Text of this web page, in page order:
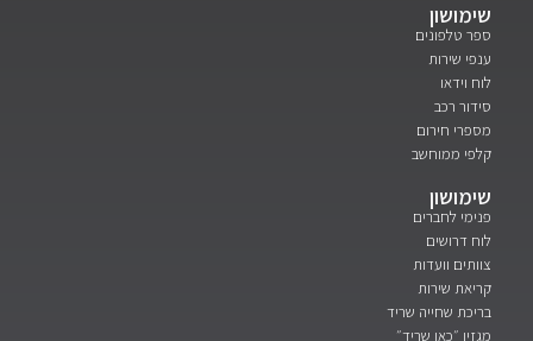
שימושון
ספר טלפונים
ענפי שירות
לוח וידאו
סידור רכב
מספרי חירום
קלפי ממוחשב
שימושון
פנימי לחברים
לוח דרושים
צוותים וועדות
קריאת שירות
בריכת שחייה שריד
מגזין ״כאן שריד״